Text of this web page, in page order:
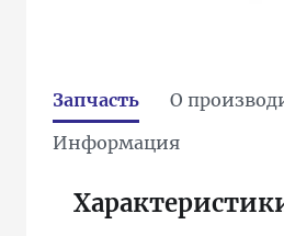
Запчасть
О
Информация